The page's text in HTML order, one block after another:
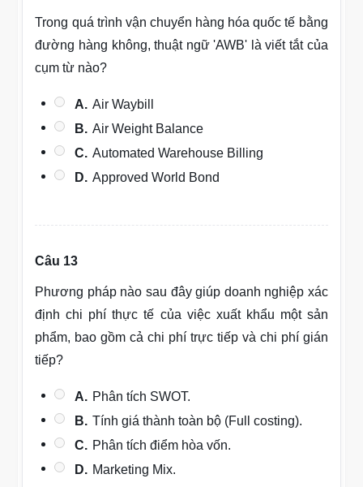
Trong quá trình vận chuyển hàng hóa quốc tế bằng
đường hàng không, thuật ngữ 'AWB' là viết tắt của
cụm từ nào?
A. Air Waybill
B. Air Weight Balance
C. Automated Warehouse Billing
D. Approved World Bond
Câu 13
Phương pháp nào sau đây giúp doanh nghiệp xác
định chi phí thực tế của việc xuất khẩu một sản
phẩm, bao gồm cả chi phí trực tiếp và chi phí gián
tiếp?
A. Phân tích SWOT.
B. Tính giá thành toàn bộ (Full costing).
C. Phân tích điểm hòa vốn.
D. Marketing Mix.